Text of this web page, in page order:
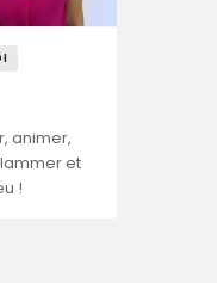
animer,
et
!